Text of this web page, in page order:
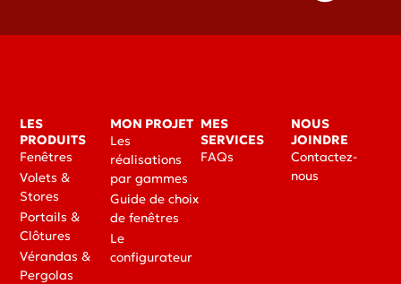
LES
PRODUITS
Fenêtres
Volets &
Stores
Portails &
Clôtures
Vérandas &
Pergolas
MON PROJET
Les
réalisations
par gammes
Guide de choix
de fenêtres
Le
configurateur
MES
SERVICES
FAQs
NOUS
JOINDRE
Contactez-
nous